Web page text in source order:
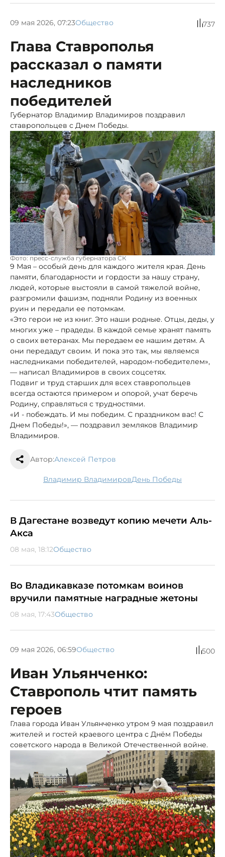
09 мая 2026, 07:23Общество 737
Глава Ставрополья
рассказал о памяти
наследников
победителей
Губернатор Владимир Владимиров поздравил
ставропольцев с Днем Победы.
Фото: пресс-служба губернатора СК
9 Мая – особый день для каждого жителя края. День
памяти, благодарности и гордости за нашу страну,
людей, которые выстояли в самой тяжелой войне,
разгромили фашизм, подняли Родину из военных
руин и передали ее потомкам.
«Это герои не из книг. Это наши родные. Отцы, деды, у
многих уже – прадеды. В каждой семье хранят память
о своих ветеранах. Мы передаем ее нашим детям. А
они передадут своим. И пока это так, мы являемся
наследниками победителей, народом-победителем»,
— написал Владимиров в своих соцсетях.
Подвиг и труд старших для всех ставропольцев
всегда остаются примером и опорой, учат беречь
Родину, справляться с трудностями.
«И - побеждать. И мы победим. С праздником вас! С
Днем Победы!», — поздравил земляков Владимир
Владимиров.
Автор:Алексей Петров
Владимир Владимиров День Победы
В Дагестане возведут копию мечети Аль-
Акса
08 мая, 18:12Общество
Во Владикавказе потомкам воинов
вручили памятные наградные жетоны
08 мая, 17:43Общество
09 мая 2026, 06:59Общество 500
Иван Ульянченко:
Ставрополь чтит память
героев
Глава города Иван Ульянченко утром 9 мая поздравил
жителей и гостей краевого центра с Днём Победы
советского народа в Великой Отечественной войне.